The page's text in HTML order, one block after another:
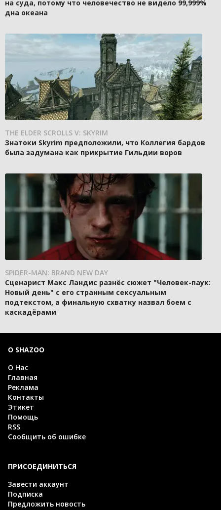
на суда, потому что человечество не видело 99,999%
дна океана
THE ELDER SCROLLS V: SKYRIM
Знатоки Skyrim предположили, что Коллегия бардов
была задумана как прикрытие Гильдии воров
SPIDER-MAN: BRAND NEW DAY
Сценарист Макс Ландис разнёс сюжет "Человек-паук:
Новый день" с его странным сексуальным
подтекстом, а финальную схватку назвал боем с
каскадёрами
О SHAZOO
О Нас
Главная
Реклама
Контакты
Этикет
Помощь
RSS
Сообщить об ошибке
ПРИСОЕДИНИТЬСЯ
Завести аккаунт
Подписка
Предложить новость